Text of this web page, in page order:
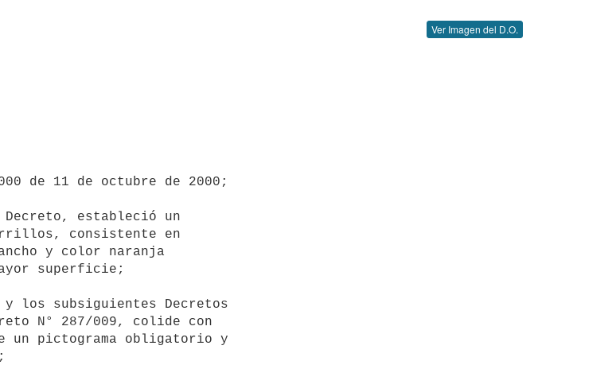
Ver Imagen del D.O.
de 11 de octubre de 2000;
Decreto, estableció un
consistente en
y color naranja
superficie;
los subsiguientes Decretos
N° 287/009, colide con
un pictograma obligatorio y